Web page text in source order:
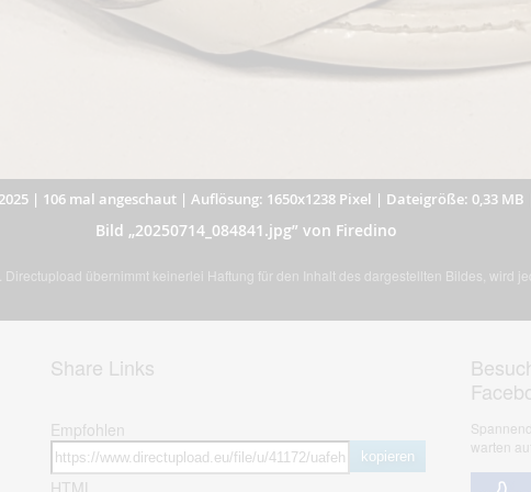
| 106 mal angeschaut| Auflösung: 1650x1238 Pixel | Dateigröße: 0,33 MB
Bild „20250714_084841.jpg” von Firedino
übernimmt keinerlei Haftung für den Inhalt des dargestellten Bildes, wird
Share Links
Empfohlen
kopieren
warten